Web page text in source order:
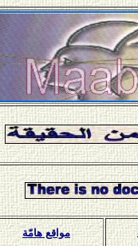
مواقع هامّة